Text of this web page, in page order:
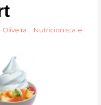
Oliveira | Nutricionista e